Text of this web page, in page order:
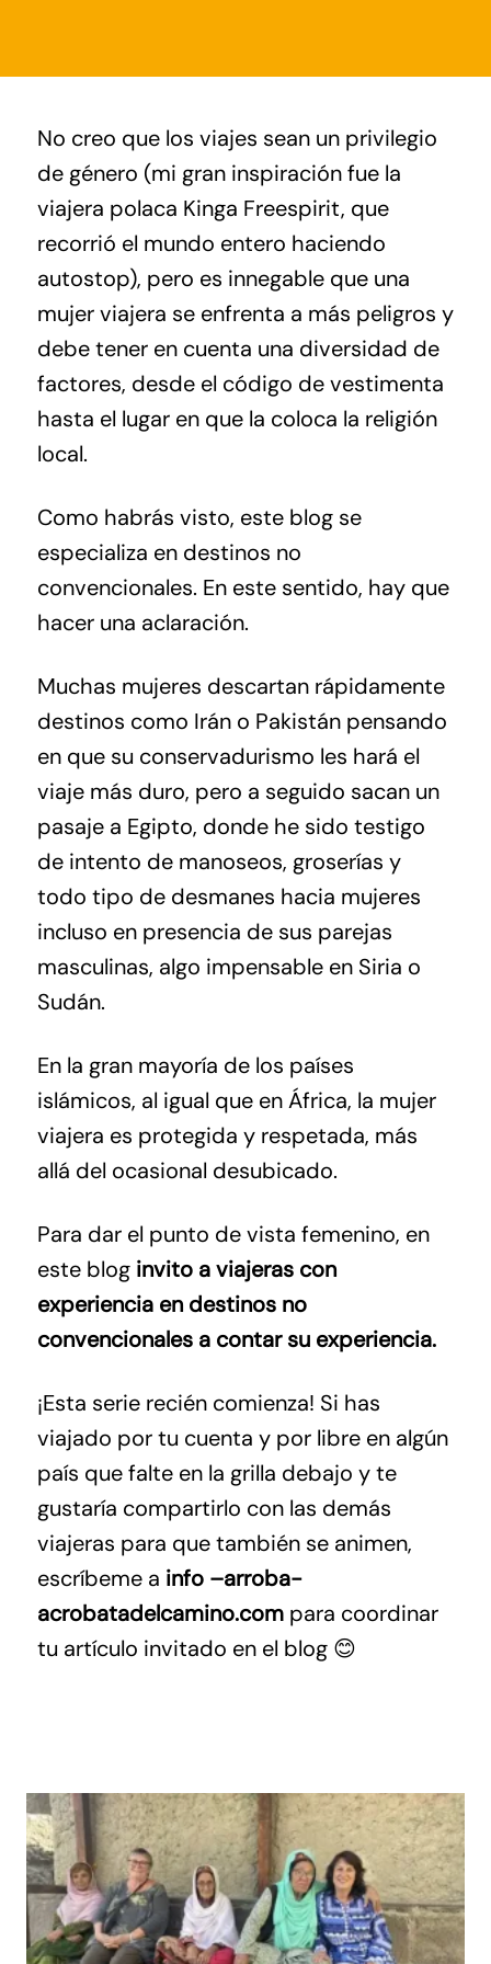
No creo que los viajes sean un privilegio
de género (mi gran inspiración fue la
viajera polaca Kinga Freespirit, que
recorrió el mundo entero haciendo
autostop), pero es innegable que una
mujer viajera se enfrenta a más peligros y
debe tener en cuenta una diversidad de
factores, desde el código de vestimenta
hasta el lugar en que la coloca la religión
local.
Como habrás visto, este blog se
especializa en destinos no
convencionales. En este sentido, hay que
hacer una aclaración.
Muchas mujeres descartan rápidamente
destinos como Irán o Pakistán pensando
en que su conservadurismo les hará el
viaje más duro, pero a seguido sacan un
pasaje a Egipto, donde he sido testigo
de intento de manoseos, groserías y
todo tipo de desmanes hacia mujeres
incluso en presencia de sus parejas
masculinas, algo impensable en Siria o
Sudán.
En la gran mayoría de los países
islámicos, al igual que en África, la mujer
viajera es protegida y respetada, más
allá del ocasional desubicado.
Para dar el punto de vista femenino, en
este blog invito a viajeras con
experiencia en destinos no
convencionales a contar su experiencia.
¡Esta serie recién comienza! Si has
viajado por tu cuenta y por libre en algún
país que falte en la grilla debajo y te
gustaría compartirlo con las demás
viajeras para que también se animen,
escríbeme a info –arroba-
acrobatadelcamino.compara coordinar
tu artículo invitado en el blog 😊